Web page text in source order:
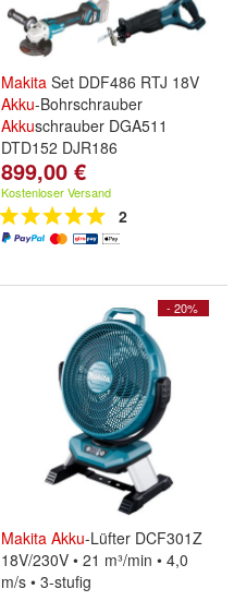
Makita Set DDF486 RTJ 18V
Akku-Bohrschrauber
Akkuschrauber DGA511
DTD152 DJR186
899,00 €
Kostenloser Versand
2
- 20%
Makita Akku-Lüfter DCF301Z
18V/230V • 21 m³/min • 4,0
m/s • 3-stufig